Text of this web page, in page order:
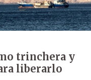
trinchera y
liberarlo